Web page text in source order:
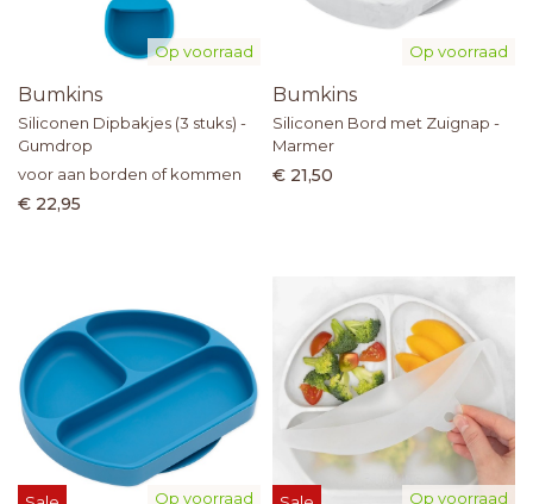
Op voorraad
Bumkins
Siliconen Dipbakjes (3 stuks) -
Gumdrop
voor aan borden of kommen
€ 22,95
Op voorraad
Bumkins
Siliconen Bord met Zuignap -
Marmer
€ 21,50
Op voorraad Op voorraad